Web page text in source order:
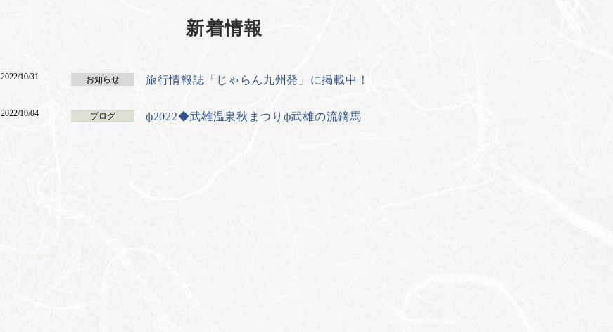
新着情報
2022/10/31 お知らせ 旅行情報誌「じゃらん九州発」に掲載中！
2022/10/04 ブログ ф2022◆武雄温泉秋まつりф武雄の流鏑馬